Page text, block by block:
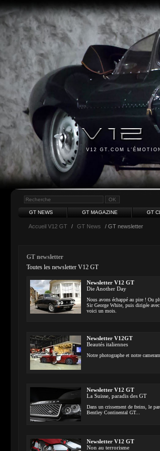
V12 GT.COM
GT NEWS GT MAGAZINE GT
Accueil V12 GT / GT News / GT newsletter
GT newsletter
Toutes les newsletter V12 GT
Newsletter V12 GT
Die Another Day
Nous avons échappé au pire ! Ou
Sir George White, puis dirigée
voici un mois.
Newsletter V12GT
Beautés italiennes
Notre photographe et notre
Newsletter V12 GT
La Suisse, paradis des GT
Dans un crissement de freins, le
Bentley Continental GT...
Newsletter V12 GT
Non au terrorisme